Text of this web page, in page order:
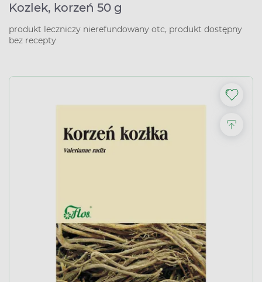
Kozlek, korzeń 50 g
produkt leczniczy nierefundowany otc, produkt dostępny
bez recepty